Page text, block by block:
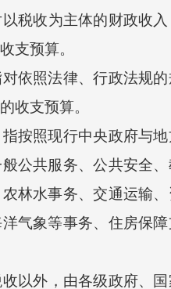
税收为主体的财政收
支预算。
依照法律、行政法规
收支预算。
指按照现行中央政府与
公共服务、公共安全
林水事务、交通运输
气象等事务、住房保
以外，由各级政府、